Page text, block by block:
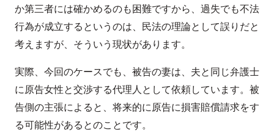
か第三者には確かめるのも困難ですから、過失でも不法
行為が成立するというのは、民法の理論として誤りだと
考えますが、そういう現状があります。
実際、今回のケースでも、被告の妻は、夫と同じ弁護士
に原告女性と交渉する代理人として依頼しています。被
告側の主張によると、将来的に原告に損害賠償請求をす
る可能性があるとのことです。